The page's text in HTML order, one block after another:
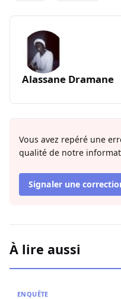
Alassane Dramane
Vous avez repéré une
qualité de notre
Signaler une
À lire aussi
ENQUÊTE